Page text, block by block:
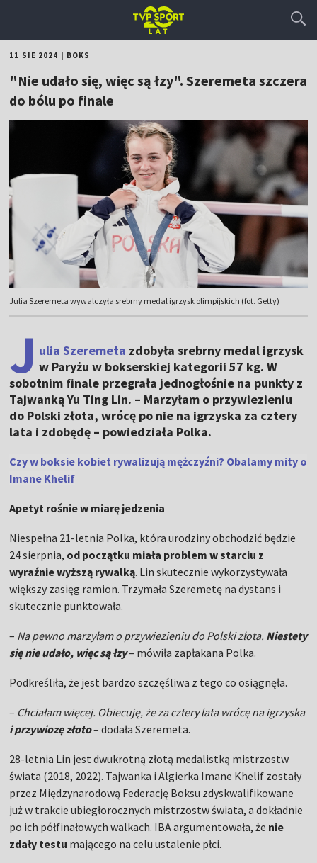
11 SIE 2024 BOKS
"Nie udało się, więc są łzy". Szeremeta szczera
do bólu po finale
Julia Szeremeta wywalczyła srebrny medal igrzysk olimpijskich (fot. Getty)
J ulia Szeremeta zdobyła srebrny medal igrzysk
w Paryżu w bokserskiej kategorii 57 kg. W
sobotnim finale przegrała jednogłośnie na punkty z
Tajwanką Yu Ting Lin. – Marzyłam o przywiezieniu
do Polski złota, wrócę po nie na igrzyska za cztery
lata i zdobędę – powiedziała Polka.
Czy w boksie kobiet rywalizują mężczyźni? Obalamy mity o
Imane Khelif
Apetyt rośnie w miarę jedzenia
Niespełna 21-letnia Polka, która urodziny obchodzić będzie
24 sierpnia, od początku miała problem w starciu z
wyraźnie wyższą rywalką. Lin skutecznie wykorzystywała
większy zasięg ramion. Trzymała Szeremetę na dystans i
skutecznie punktowała.
– Na pewno marzyłam o przywiezieniu do Polski złota. Niestety
się nie udało, więc są łzy– mówiła zapłakana Polka.
Podkreśliła, że jest bardzo szczęśliwa z tego co osiągnęła.
– Chciałam więcej. Obiecuję, że za cztery lata wrócę na igrzyska
i przywiozę złoto– dodała Szeremeta.
28-letnia Lin jest dwukrotną złotą medalistką mistrzostw
świata (2018, 2022). Tajwanka i Algierka Imane Khelif zostały
przez Międzynarodową Federację Boksu zdyskwalifikowane
już w trakcie ubiegłorocznych mistrzostw świata, a dokładnie
po ich półfinałowych walkach. IBA argumentowała, że nie
zdały testu mającego na celu ustalenie płci.